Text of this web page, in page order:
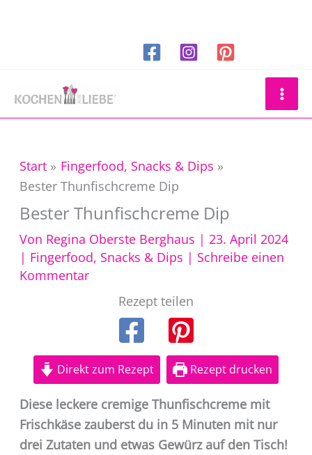
Start
Fingerfood, Snacks & Dips
Bester Thunfischcreme Dip
Bester Thunfischcreme Dip
Von Regina Oberste Berghaus | 23. April 2024
| Fingerfood, Snacks & Dips | Schreibe einen
Kommentar
Rezept teilen
Direkt zum Rezept Rezept drucken
Diese leckere cremige Thunfischcreme mit
Frischkäse zauberst du in 5 Minuten mit nur
drei Zutaten und etwas Gewürz auf den Tisch!